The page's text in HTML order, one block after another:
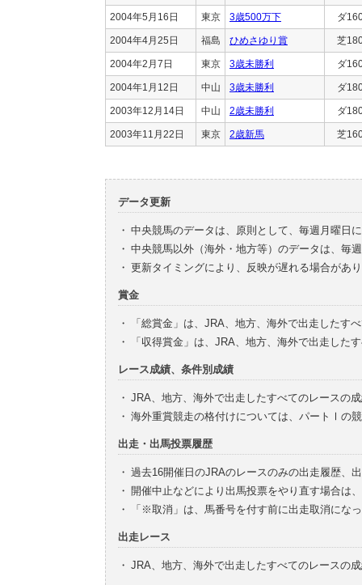
2004年5月16日 東京 3歳500万下 ダ
2004年4月25日 福島 ひめさゆり賞 芝
2004年2月7日 東京 3歳未勝利 ダ
2004年1月12日 中山 3歳未勝利 ダ
2003年12月14日 中山 2歳未勝利 ダ
2003年11月22日 東京 2歳新馬 芝
データ更新
・ 中央競馬のデータは、原則として、毎週月曜日
・ 中央競馬以外（海外・地方等）のデータは、毎
・ 更新タイミングにより、反映が遅れる場合があ
賞金
・
「総賞金」は、JRA、地方、海外で出走したす
・
「収得賞金」は、JRA、地方、海外で出走した
レース成績、条件別成績
・ JRA、地方、海外で出走したすべてのレースの
・ 海外重賞競走の格付けについては、パートⅠの
出走・出馬投票履歴
・ 過去16開催日のJRAのレースのみの出走履歴、
・ 開催中止などにより出馬投票をやり直す場合は
・
「※取消」は、馬番号を付す前に出走取消にな
出走レース
・ JRA、地方、海外で出走したすべてのレースの